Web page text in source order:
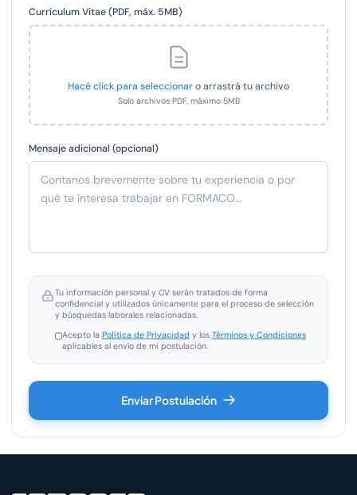
Currículum Vitae (PDF, máx. 5MB)
Hacé click para seleccionaro arrastrá tu archivo
Solo archivos PDF, máximo 5MB
Mensaje adicional (opcional)
Tu información personal y CV serán tratados de forma
confidencial y utilizados únicamente para el proceso de selección
y búsquedas laborales relacionadas.
Acepto la Política de Privacidad y los Términos y Condiciones
aplicables al envío de mi postulación.
Enviar Postulación